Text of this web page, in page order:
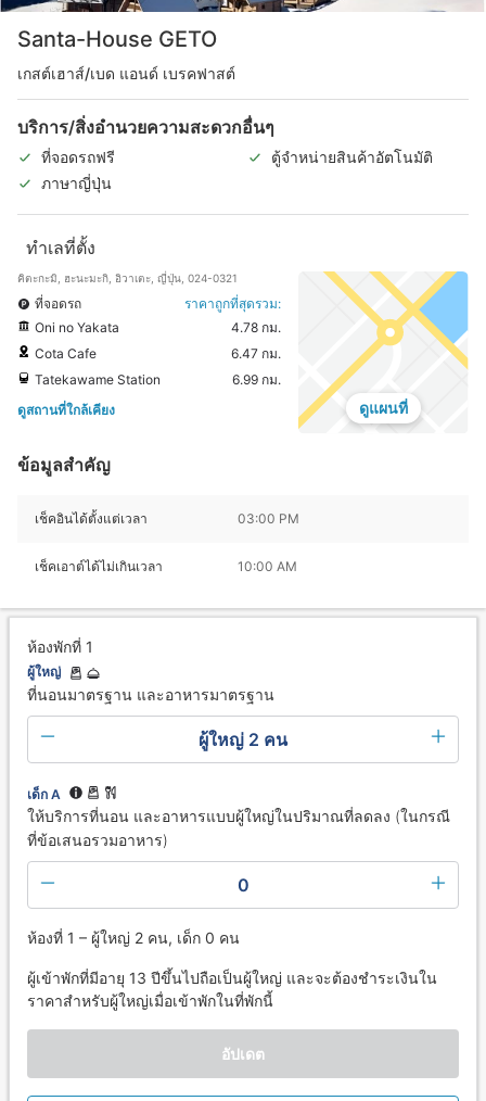
Santa-House GETO
เกสต์เฮาส์/เบด แอนด์ เบรคฟาสต์
บริการ/สิ่งอำนวยความสะดวกอื่นๆ
ที่จอดรถฟรี
ตู้จำหน่ายสินค้าอัตโนมัติ
ภาษาญี่ปุ่น
ทำเลที่ตั้ง
คิตะกะมิ, ฮะนะมะกิ, อิวาเตะ, ญี่ปุ่น, 024-0321
ที่จอดรถ
ราคาถูกที่สุดรวม:
Oni no Yakata
4.78 กม.
Cota Cafe
6.47 กม.
Tatekawame Station
6.99 กม.
ดูสถานที่ใกล้เคียง
ดูแผนที่
ข้อมูลสำคัญ
เช็คอินได้ตั้งแต่เวลา 03:00 PM
เช็คเอาต์ได้ไม่เกินเวลา 10:00 AM
ห้องพักที่ 1
ผู้ใหญ่
ที่นอนมาตรฐาน และอาหารมาตรฐาน
ผู้ใหญ่ 2 คน
เด็ก A
ให้บริการที่นอน และอาหารแบบผู้ใหญ่ในปริมาณที่ลดลง (ในกรณี
ที่ข้อเสนอรวมอาหาร)
0
ห้องที่ 1 – ผู้ใหญ่ 2 คน, เด็ก 0 คน
ผู้เข้าพักที่มีอายุ 13 ปีขึ้นไปถือเป็นผู้ใหญ่ และจะต้องชำระเงินใน
ราคาสำหรับผู้ใหญ่เมื่อเข้าพักในที่พักนี้
อัปเดต